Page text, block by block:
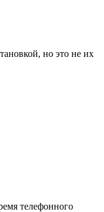
но это не их
телефонного